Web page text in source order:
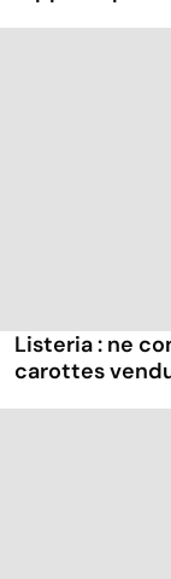
Listeria : ne
carottes